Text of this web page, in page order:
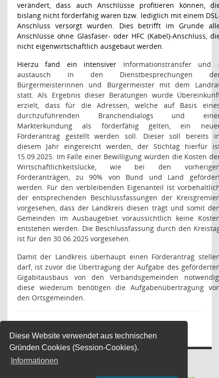
Diese Website verwendet aus technischen
Gründen Cookies (Session-Cookies).
Informationen
verändert, dass auch Anschlüsse profitieren können,
bislang nicht förderfähig waren bzw. lediglich mit einem
Anschluss versorgt wurden. Dies betrifft im Grunde
Anschlüsse ohne Glasfaser- oder HFC (Kabel)-Anschluss,
nicht eigenwirtschaftlich ausgebaut werden.
Hierzu fand ein intensiver Informationstransfer und
austausch in den Dienstbesprechungen
Bürgermeisterinnen und Bürgermeister mit dem
statt. Als Ergebnis dieser Beratungen wurde
erzielt, dass für die Adressen, welche auf Basis
durchzuführenden Branchendialogs und
Markterkundung als förderfähig gelten, ein
Förderantrag gestellt werden soll. Dieser soll bereits
diesem Jahr eingereicht werden, der Stichtag hierfür
15.09.2025. Im Falle einer Bewilligung würden die Kosten
Wirtschaftlichkeitslücke, wie bei den
Förderanträgen, zu 90% von Bund und Land
werden. Für den verbleibenden Eigenanteil ist
der entsprechenden Beschlussfassungen der
vorgesehen, dass der Landkreis diesen trägt und somit
Gemeinden im Ausbaugebiet voraussichtlich keine
entstehen werden. Die Beschlussfassung durch den
ist für den 30.06.2025 vorgesehen.
Damit der Landkreis überhaupt einen Förderantrag
darf, ist zuvor die Übertragung der Aufgabe des
Gigabitausbaus von den Verbandsgemeinden
diese wiederum benötigen die Aufgabenübertragung
den Ortsgemeinden.
Beschlussvorschlag Ausschuss: